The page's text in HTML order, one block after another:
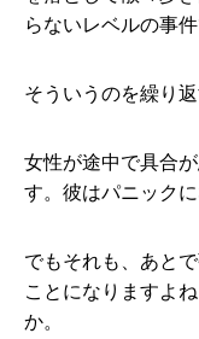
らないレベルの事
そういうのを繰り
女性が途中で具合
す。彼はパニックに
でもそれも、あと
ことになりますよ
か。